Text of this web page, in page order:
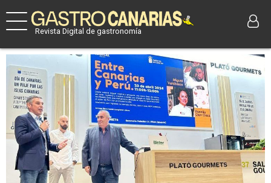
Revista Digital de gastronomía